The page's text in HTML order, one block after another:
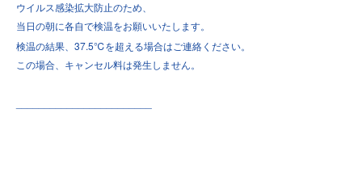
ウイルス感染拡大防止のため、
当日の朝に各自で検温をお願いいたします。
検温の結果、 37.5℃を超える場合はご連絡ください。
この場合、キャンセル料は発生しません。